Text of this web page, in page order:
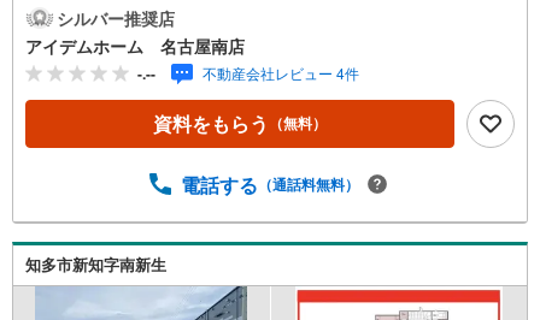
りお電話をして頂けるとスムーズに見学のご案内ができま
す。アイデムホームは、 お客様第一での営業を心掛け
ております！■名古屋南店ついて駐車場完備、キッズコーナ
ーも併設しておりますのでお子様連れでも安心してご来店
下さい。■ご案内について現地でのお待ち合わせや、弊社ま
でご来店して頂きご案内も可能です。■住宅ローンについて
合う最適な住宅ローン商品のご提案をさせて頂きます。ま
い方。自営業者の方・車のローンやクレジット、キャッシ
ングの借入がある方・自己資金がない、支払いに不安があ
る方*** アイデムホーム名古屋南店に なんでも
ご相談ください！ ***
シルバー推奨店
アイデムホーム 名古屋南店
-.-- 不動産会社レビュー 4件
資料をもらう （無料）
電話する （通話料無料）
知多市新知字南新生